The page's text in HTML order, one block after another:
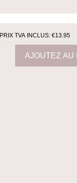
PRIX TVA INCLUS:€13.95